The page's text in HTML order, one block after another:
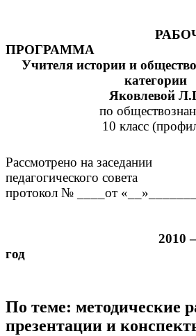
ПРОГРАММА
Учителя истории и
категории
Яковлевой
по
10 класс
Рассмотрено на заседании
педагогического совета
протокол № ____от
2010 – 2011
год
По теме: методические
презентации и